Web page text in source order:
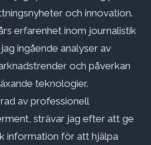
och innovation.
erfarenhet inom journalistik
ingående analyser av
och påverkan
teknologier.
av professionell
strävar jag efter att ge
information för att hjälpa